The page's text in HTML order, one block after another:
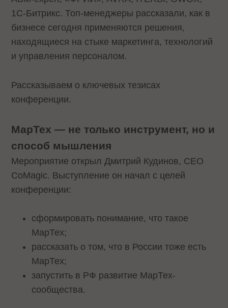
1С-Битрикс. Топ-менеджеры рассказали, как в
бизнесе сегодня применяются решения,
находящиеся на стыке маркетинга, технологий
и управления персоналом.
Рассказываем о ключевых тезисах
конференции.
МарТех — не только инструмент, но и
способ мышления
Мероприятие открыл Дмитрий Кудинов, CEO
CoMagic. Выступление он начал с целей
конференции:
сформировать понимание, что такое
МарТех;
рассказать о том, что в России тоже есть
МарТех;
запустить в РФ развитие МарТех-
сообщества.